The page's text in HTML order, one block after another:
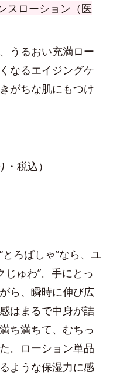
スローション（医
うるおい充満ロー
なるエイジングケ
がちな肌にもつけ
税込）
ろぱしゃ”なら、ユ
じゅわ”。手にとっ
ら、瞬時に伸び広
はまるで中身が詰
ち満ちて、むちっ
。ローション単品
ような保湿力に感